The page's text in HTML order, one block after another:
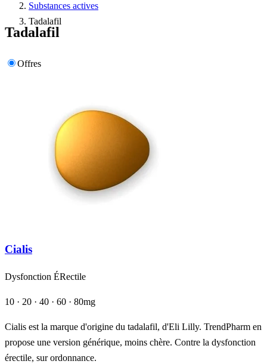
Substances actives
Tadalafil
Tadalafil
Offres
Cialis
Dysfonction ÉRectile
10 · 20 · 40 · 60 · 80mg
Cialis est la marque d'origine du tadalafil, d'Eli Lilly. TrendPharm en
propose une version générique, moins chère. Contre la dysfonction
érectile, sur ordonnance.